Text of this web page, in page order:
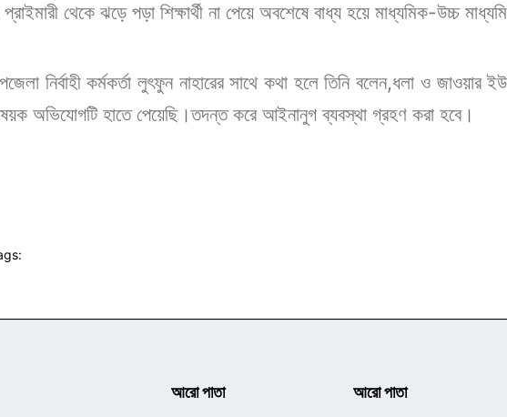
থেকে ঝড়ে পড়া শিক্ষার্থী না পেয়ে অবশেষে বাধ্য হয়ে মাধ্যমিক-উচ্চ
নির্বাহী কর্মকর্তা লুৎফুন নাহারের সাথে কথা হলে তিনি বলেন,ধলা ও জাওয়ার
অভিযোগটি হাতে পেয়েছি।তদন্ত করে আইনানুগ ব্যবস্থা গ্রহণ করা হবে।
আরো পাতা আরো পাতা